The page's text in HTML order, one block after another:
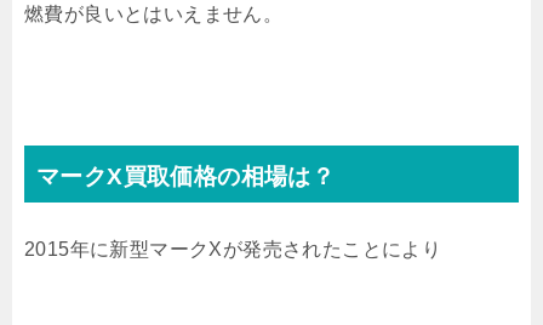
燃費が良いとはいえません。
マークX買取価格の相場は？
2015年に新型マークXが発売されたことにより